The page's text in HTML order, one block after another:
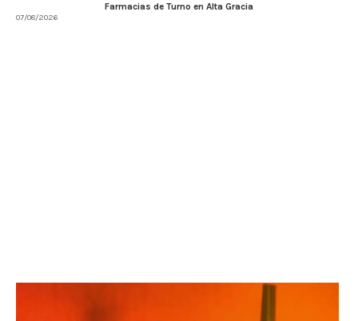
Farmacias de Turno en Alta Gracia
07/08/2026